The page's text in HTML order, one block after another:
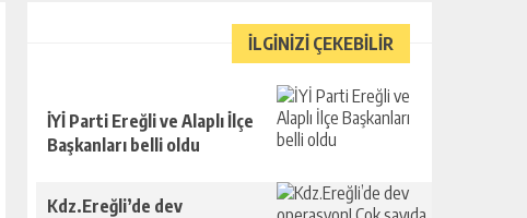
İLGİNİZİ ÇEKEBİLİR
İYİ Parti Ereğli ve Alaplı İlçe
Başkanları belli oldu
Kdz.Ereğli’de dev